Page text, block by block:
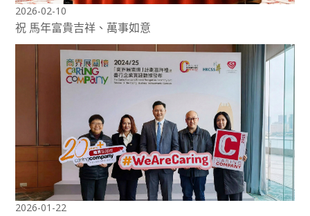
2026-02-10
祝 馬年富貴吉祥、萬事如意
2026-01-22